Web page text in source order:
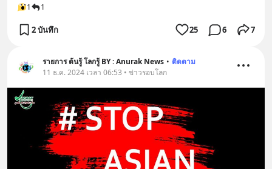
1 1
2 บันทึก 25 6 7
รายการ ต้นรู้ โลกรู้ BY : Anurak News • ติดตาม
11 ธ.ค. 2024 เวลา 06:53 • ข่าวรอบโลก